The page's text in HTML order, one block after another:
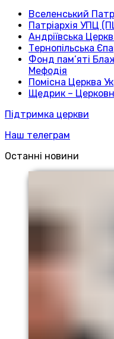
Вселенський
Патріархія УПЦ
Андріївська
Тернопільська
Фонд пам’яті
Мефодія
Помісна Церква
Щедрик –
Підтримка церкви
Наш телеграм
Останні новини